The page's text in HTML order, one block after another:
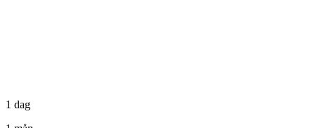
1 dag